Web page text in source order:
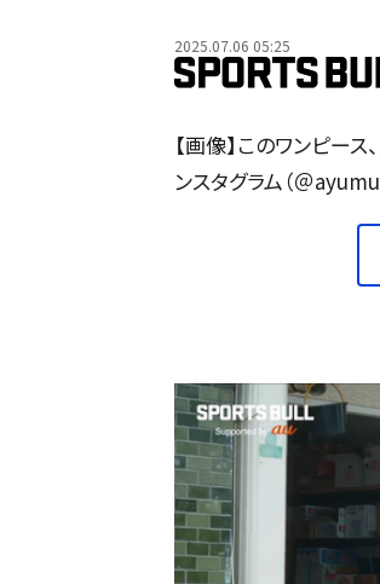
2025.07.06 05:25
【画像】このワンピー
ンスタグラム（＠